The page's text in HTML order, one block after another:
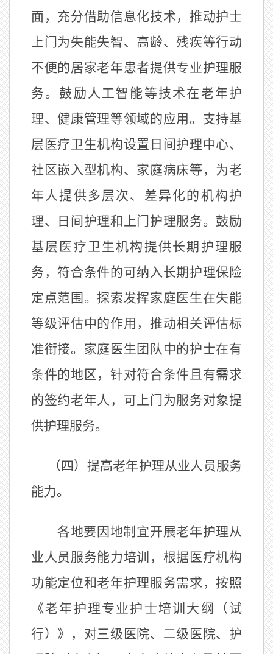
面，充分借助信息化技术，推动护士
上门为失能失智、高龄、残疾等行动
不便的居家老年患者提供专业护理服
务。鼓励人工智能等技术在老年护
理、健康管理等领域的应用。支持基
层医疗卫生机构设置日间护理中心、
社区嵌入型机构、家庭病床等，为老
年人提供多层次、差异化的机构护
理、日间护理和上门护理服务。鼓励
基层医疗卫生机构提供长期护理服
务，符合条件的可纳入长期护理保险
定点范围。探索发挥家庭医生在失能
等级评估中的作用，推动相关评估标
准衔接。家庭医生团队中的护士在有
条件的地区，针对符合条件且有需求
的签约老年人，可上门为服务对象提
供护理服务。
（四）提高老年护理从业人员服务
能力。
各地要因地制宜开展老年护理从
业人员服务能力培训，根据医疗机构
功能定位和老年护理服务需求，按照
《老年护理专业护士培训大纲（试
行）》，对三级医院、二级医院、护